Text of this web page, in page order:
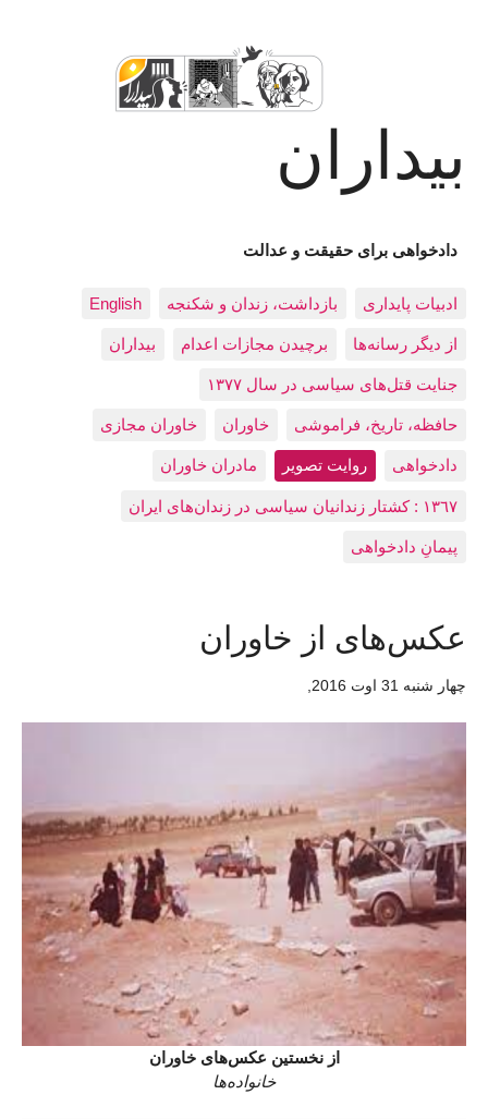
بیداران
دادخواهی برای حقیقت و عدالت
ادبيات پايداری بازداشت، زندان و شکنجه English
از دیگر رسانه‌ها برچیدن مجازات اعدام بيداران
جنایت قتل‌های سیاسی در سال ۱۳۷۷
حافظه، تاريخ، فراموشی خاوران خاوران مجازی
دادخواهی روایت تصویر مادران خاوران
١٣٦٧ : کشتار زندانيان سياسی در زندان‌های ایران
پیمانِ دادخواهی
عکس‌های از خاوران
چهار شنبه 31 اوت 2016 ,
از نخستین عکس‌های خاوران
خانواده‌ها